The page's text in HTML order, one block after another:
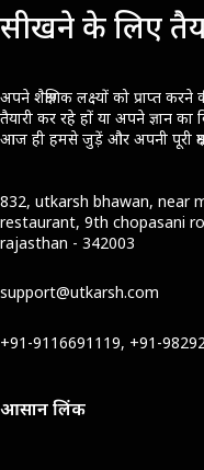
सीखने के लिए
अपने शैक्षणिक लक्ष्यों को प्राप्त
तैयारी कर रहे हों या अपने ज्ञान
आज ही हमसे जुड़ें और अपनी पूरी
832, utkarsh bhawan, near
restaurant, 9th chopasani
rajasthan - 342003
support@utkarsh.com
+91-9116691119, +91-
आसान लिंक